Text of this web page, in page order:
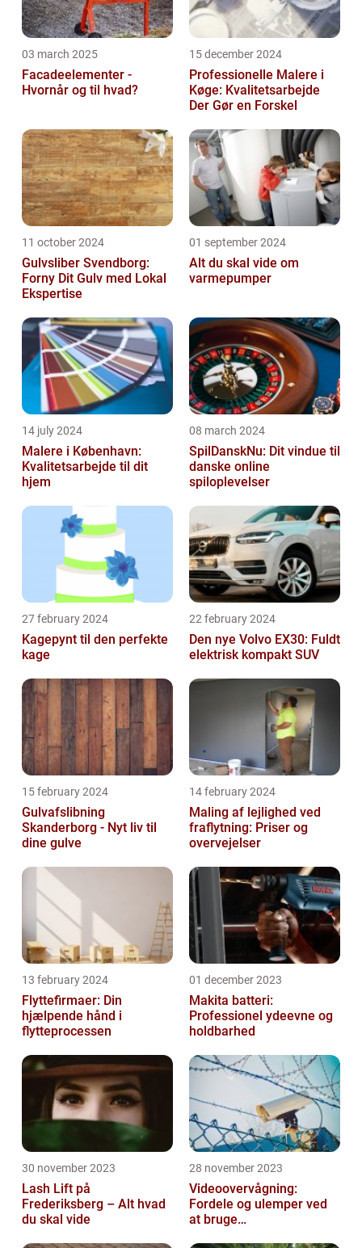
03 march 2025
Facadeelementer -
Hvornår og til hvad?
15 december 2024
Professionelle Malere i
Køge: Kvalitetsarbejde
Der Gør en Forskel
11 october 2024
Gulvsliber Svendborg:
Forny Dit Gulv med Lokal
Ekspertise
01 september 2024
Alt du skal vide om
varmepumper
14 july 2024
Malere i København:
Kvalitetsarbejde til dit
hjem
08 march 2024
SpilDanskNu: Dit vindue til
danske online
spiloplevelser
27 february 2024
Kagepynt til den perfekte
kage
22 february 2024
Den nye Volvo EX30: Fuldt
elektrisk kompakt SUV
15 february 2024
Gulvafslibning
Skanderborg - Nyt liv til
dine gulve
14 february 2024
Maling af lejlighed ved
fraflytning: Priser og
overvejelser
13 february 2024
Flyttefirmaer: Din
hjælpende hånd i
flytteprocessen
01 december 2023
Makita batteri:
Professionel ydeevne og
holdbarhed
30 november 2023
Lash Lift på
Frederiksberg – Alt hvad
du skal vide
28 november 2023
Videoovervågning:
Fordele og ulemper ved
at bruge